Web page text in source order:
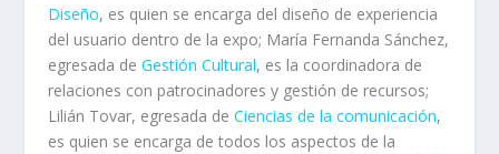
Diseño, es quien se encarga del diseño de experiencia
del usuario dentro de la expo; María Fernanda Sánchez,
egresada de Gestión Cultural, es la coordinadora de
relaciones con patrocinadores y gestión de recursos;
Lilián Tovar, egresada de Ciencias de la comunicación,
es quien se encarga de todos los aspectos de la